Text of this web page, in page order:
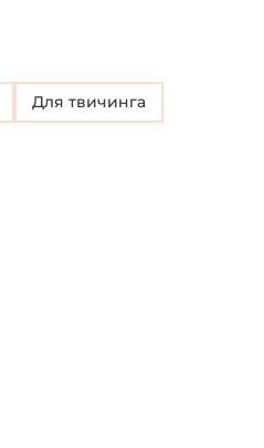
для твичинга